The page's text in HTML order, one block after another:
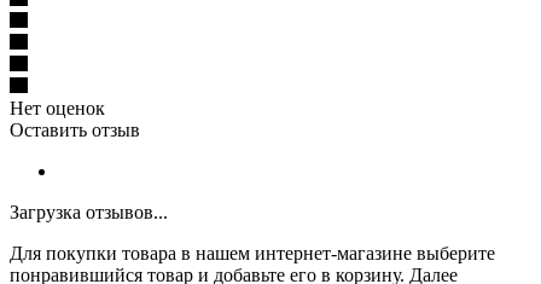
Нет оценок
Оставить отзыв
Загрузка отзывов...
Для покупки товара в нашем интернет-магазине выберите
понравившийся товар и добавьте его в корзину. Далее